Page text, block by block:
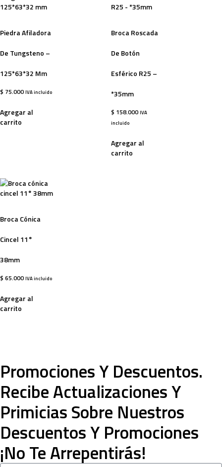
Piedra Afiladora
De Tungsteno –
125*63*32 Mm
$ 75.000 IVA incluido
Agregar al
carrito
Broca Roscada
De Botón
Esférico R25 –
*35mm
$ 158.000 IVA
incluido
Agregar al
carrito
Broca Cónica
Cincel 11°
38mm
$ 65.000 IVA incluido
Agregar al
carrito
Promociones Y Descuentos.
Recibe Actualizaciones Y
Primicias Sobre Nuestros
Descuentos Y Promociones
¡No Te Arrepentirás!